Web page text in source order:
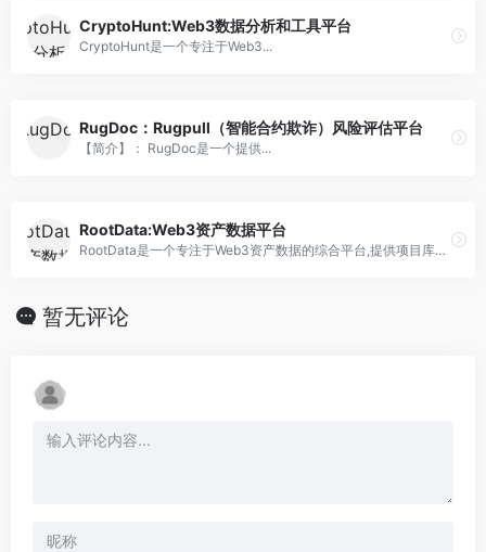
CryptoHunt:Web3数据分析和工具平台
CryptoHunt是一个专注于Web3...
RugDoc：Rugpull（智能合约欺诈）风险评估平台
【简介】： RugDoc是一个提供...
RootData:Web3资产数据平台
RootData是一个专注于Web3资产数据的综合平台,提供项目库、投融资数据、榜单、追踪器等多种工具,为用户提供全面的Web3市场洞察。
暂无评论